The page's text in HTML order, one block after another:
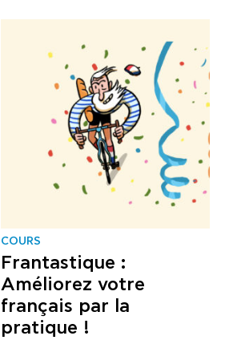
COURS
Frantastique :
Améliorez votre
français par la
pratique !